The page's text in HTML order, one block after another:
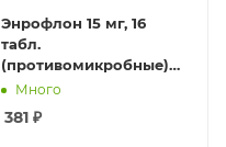
Энрофлон 15 мг, 16
табл.
(противомикробные)
РЕЦЕПТ
Много
381₽